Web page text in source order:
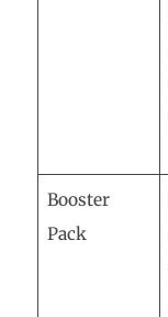
Booster
Pack